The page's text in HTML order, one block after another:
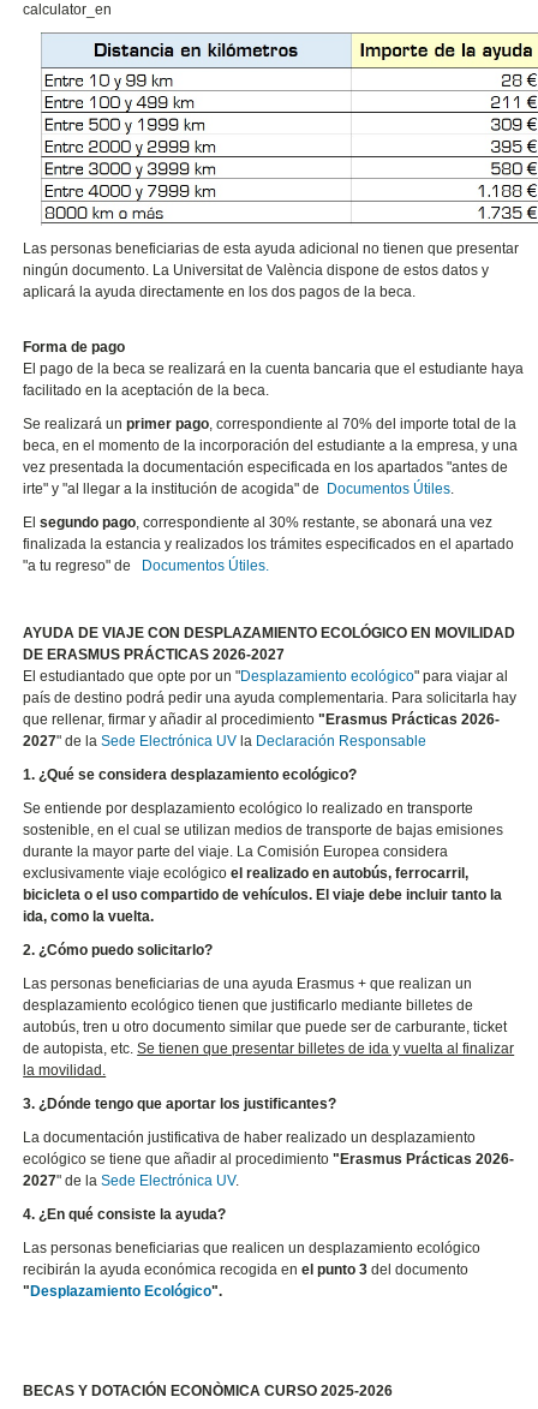
calculator_en
Las personas beneficiarias de esta ayuda adicional no tienen que presentar
ningún documento. La Universitat de València dispone de estos datos y
aplicará la ayuda directamente en los dos pagos de la beca.
Forma de pago
El pago de la beca se realizará en la cuenta bancaria que el estudiante haya
facilitado en la aceptación de la beca.
Se realizará unprimer pago, correspondiente al 70% del importe total de la
beca, en el momento de la incorporación del estudiante a la empresa, y una
vez presentada la documentación especificada en los apartados "antes de
irte" y "al llegar a la institución de acogida" de
Documentos Útiles.
El segundo pago, correspondiente al 30% restante, se abonará una vez
finalizada la estancia y realizados los trámites especificados en el apartado
"a tu regreso" de
Documentos Útiles.
AYUDA DE VIAJE CON DESPLAZAMIENTO ECOLÓGICO EN MOVILIDAD
DE ERASMUS PRÁCTICAS 2026-2027
El estudiantado que opte por un "Desplazamiento ecológico" para viajar al
país de destino podrá pedir una ayuda complementaria. Para solicitarla hay
que rellenar, firmar y añadir al procedimiento "Erasmus Prácticas 2026-
2027" de laSede Electrónica UV la Declaración Responsable
1. ¿Qué se considera desplazamiento ecológico?
Se entiende por desplazamiento ecológico lo realizado en transporte
sostenible, en el cual se utilizan medios de transporte de bajas emisiones
durante la mayor parte del viaje. La Comisión Europea considera
exclusivamente viaje ecológicoel realizado en autobús, ferrocarril,
bicicleta o el uso compartido de vehículos. El viaje debe incluir tanto la
ida, como la vuelta.
2. ¿Cómo puedo solicitarlo?
Las personas beneficiarias de una ayuda Erasmus + que realizan un
desplazamiento ecológico tienen que justificarlo mediante billetes de
autobús, tren u otro documento similar que puede ser de carburante, ticket
de autopista, etc.Se tienen que presentar billetes de ida y vuelta al finalizar
la movilidad.
3. ¿Dónde tengo que aportar los justificantes?
La documentación justificativa de haber realizado un desplazamiento
ecológico se tiene que añadir al procedimiento "Erasmus Prácticas 2026-
2027" de laSede Electrónica UV.
4. ¿En qué consiste la ayuda?
Las personas beneficiarias que realicen un desplazamiento ecológico
recibirán la ayuda económica recogida enel punto 3del documento
"Desplazamiento Ecológico".
BECAS Y DOTACIÓN ECONÒMICA CURSO 2025-2026